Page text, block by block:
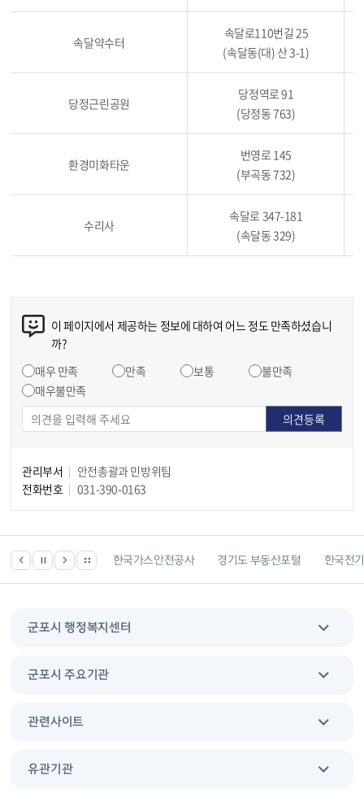
속달약수터
속달로110번길 25
(속달동(대) 산 3-1)
당정근린공원
당정역로 91
(당정동 763)
환경미화타운
번영로 145
(부곡동 732)
수리사
속달로 347-181
(속달동 329)
이 페이지에서 제공하는 정보에 대하여 어느 정도 만족하셨습니
까?
매우 만족
만족 보통
불만족
매우불만족
관리부서
안전총괄과 민방위팀
전화번호
031-390-0163
한국건강관리협회 한국가스안전공사 경기도 부동산포털 한국전
군포시 행정복지센터
군포시 주요기관
관련사이트
유관기관